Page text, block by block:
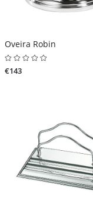
Oveira Robin
€143